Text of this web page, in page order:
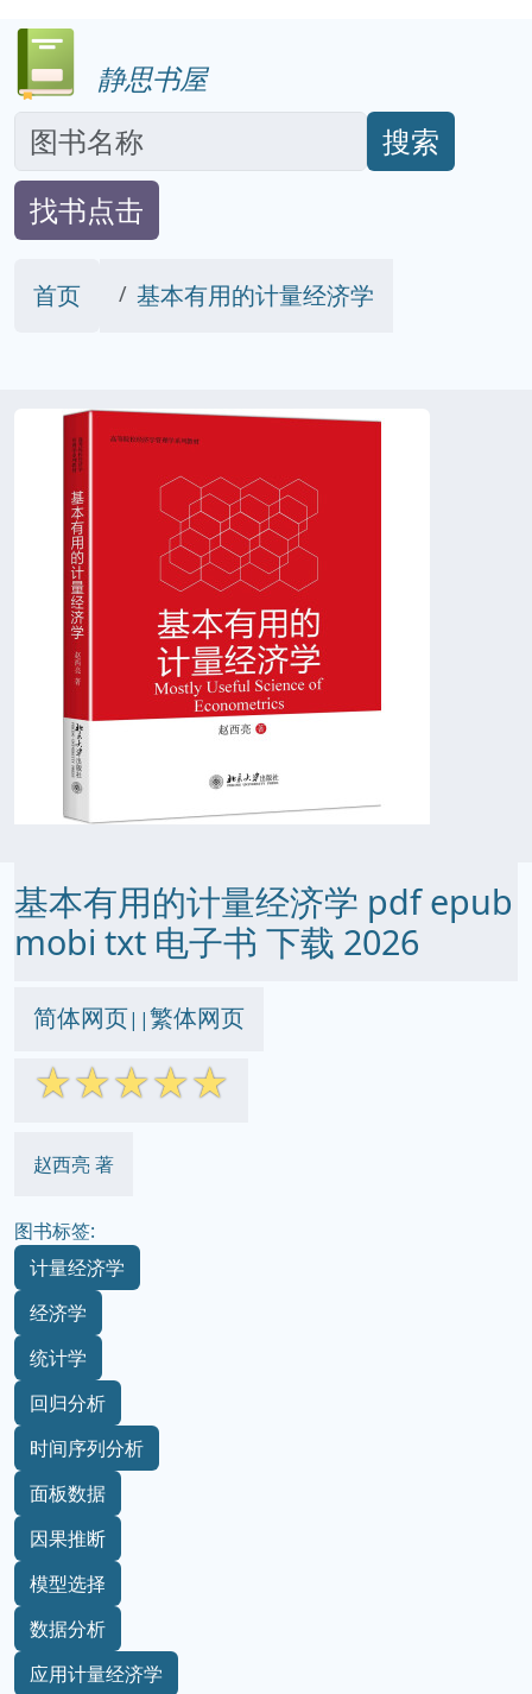
静思书屋
搜索
找书点击
首页 基本有用的计量经济学
基本有用的计量经济学 pdf epub
mobi txt 电子书 下载 2026
简体网页||繁体网页
☆☆☆☆☆
赵西亮 著
图书标签:
计量经济学
经济学
统计学
回归分析
时间序列分析
面板数据
因果推断
模型选择
数据分析
应用计量经济学